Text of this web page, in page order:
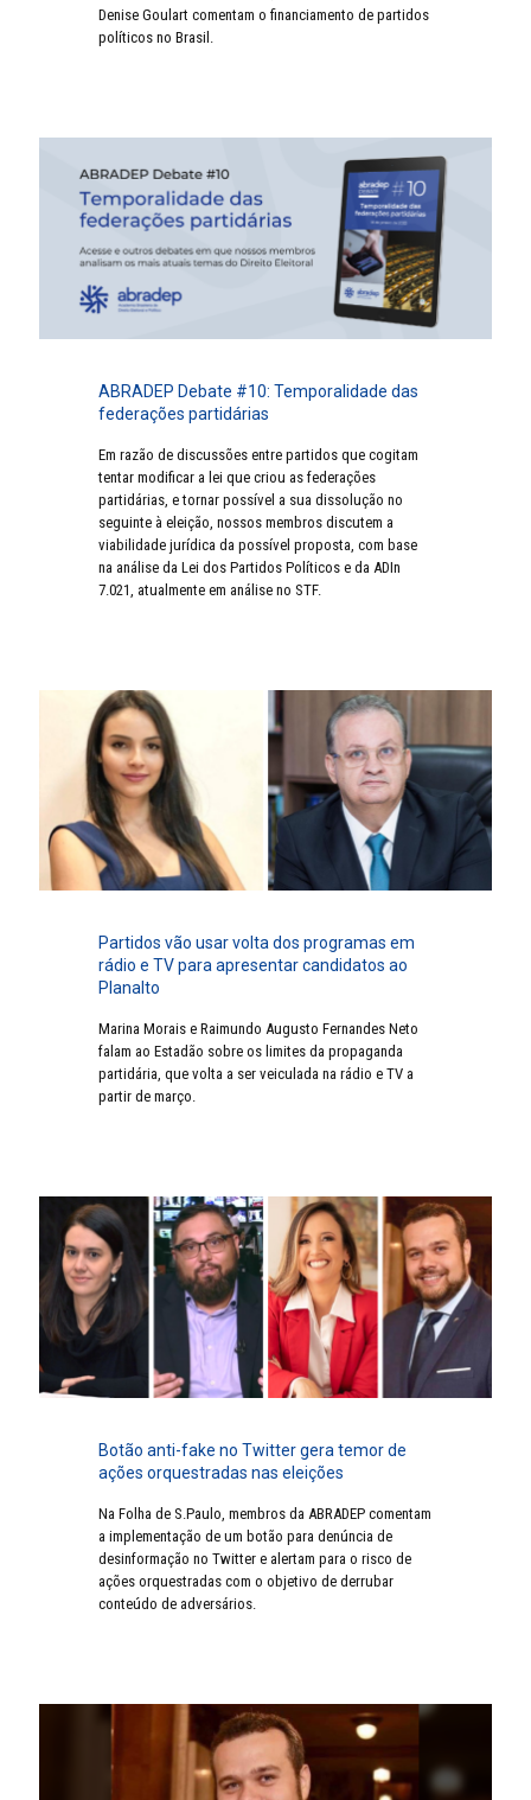
Denise Goulart comentam o financiamento de partidos
políticos no Brasil.
ABRADEP Debate #10: Temporalidade das
federações partidárias
Em razão de discussões entre partidos que cogitam
tentar modificar a lei que criou as federações
partidárias, e tornar possível a sua dissolução no
seguinte à eleição, nossos membros discutem a
viabilidade jurídica da possível proposta, com base
na análise da Lei dos Partidos Políticos e da ADIn
7.021, atualmente em análise no STF.
Partidos vão usar volta dos programas em
rádio e TV para apresentar candidatos ao
Planalto
Marina Morais e Raimundo Augusto Fernandes Neto
falam ao Estadão sobre os limites da propaganda
partidária, que volta a ser veiculada na rádio e TV a
partir de março.
Botão anti-fake no Twitter gera temor de
ações orquestradas nas eleições
Na Folha de S.Paulo, membros da ABRADEP comentam
a implementação de um botão para denúncia de
desinformação no Twitter e alertam para o risco de
ações orquestradas com o objetivo de derrubar
conteúdo de adversários.